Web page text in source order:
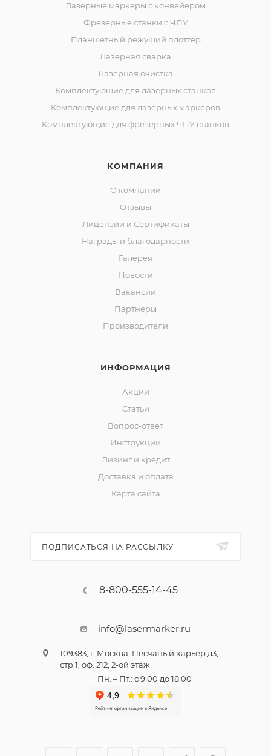
Лазерные маркеры с конвейером
Фрезерные станки с ЧПУ
Планшетный режущий плоттер
Лазерная сварка
Лазерная очистка
Комплектующие для лазерных станков
Комплектующие для лазерных маркеров
Комплектующие для фрезерных ЧПУ станков
КОМПАНИЯ
О компании
Отзывы
Лицензии и Сертификаты
Награды и благодарности
Галерея
Новости
Вакансии
Партнеры
Производители
ИНФОРМАЦИЯ
Акции
Статьи
Вопрос-ответ
Инструкции
Лизинг и кредит
Доставка и оплата
Карта сайта
ПОДПИСАТЬСЯ НА РАССЫЛКУ
8-800-555-14-45
info@lasermarker.ru
109383, г. Москва, Песчаный карьер д3,
стр.1, оф. 212, 2-ой этаж
Пн. – Пт.: с 9:00 до 18:00